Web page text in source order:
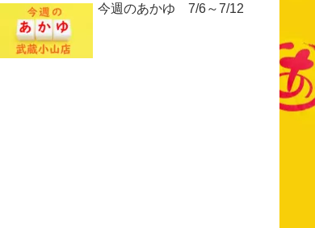
今週のあかゆ 7/6～7/12